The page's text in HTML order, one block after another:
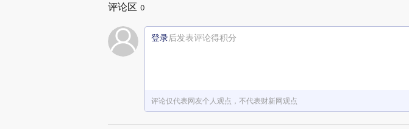
评论区 0
登录后发表评论得积分
评论仅代表网友个人观点，不代表财新网观点